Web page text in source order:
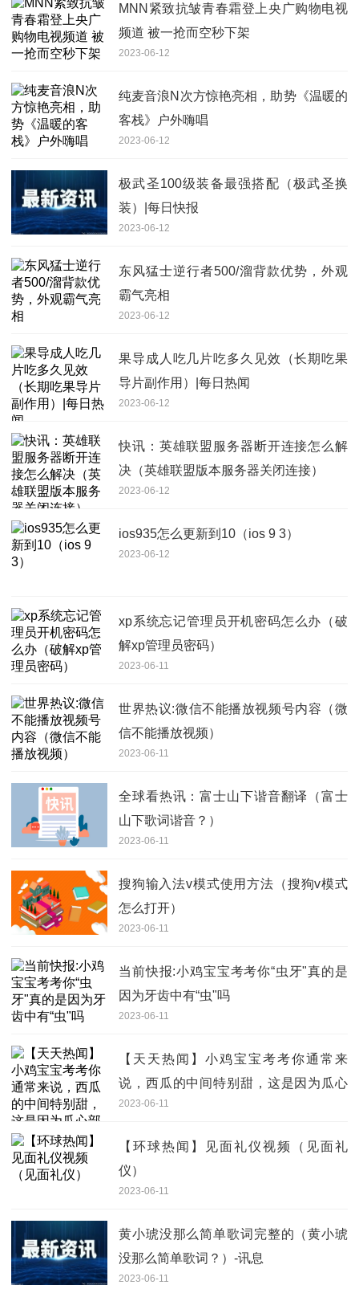
MNN紧致抗皱青春霜登上央广购物电视
频道 被一抢而空秒下架
2023-06-12
纯麦音浪N次方惊艳亮相，助势《温暖的
客栈》户外嗨唱
2023-06-12
极武圣100级装备最强搭配（极武圣换
装）|每日快报
2023-06-12
东风猛士逆行者500/溜背款优势，外观
霸气亮相
2023-06-12
果导成人吃几片吃多久见效（长期吃果
导片副作用）|每日热闻
2023-06-12
快讯：英雄联盟服务器断开连接怎么解
决（英雄联盟版本服务器关闭连接）
2023-06-12
ios935怎么更新到10（ios 9 3）
2023-06-12
xp系统忘记管理员开机密码怎么办（破
解xp管理员密码）
2023-06-11
世界热议:微信不能播放视频号内容（微
信不能播放视频）
2023-06-11
全球看热讯：富士山下谐音翻译（富士
山下歌词谐音？）
2023-06-11
搜狗输入法v模式使用方法（搜狗v模式
怎么打开）
2023-06-11
当前快报:小鸡宝宝考考你“虫牙"真的是
因为牙齿中有“虫"吗
2023-06-11
【天天热闻】小鸡宝宝考考你通常来
说，西瓜的中间特别甜，这是因为瓜心
部分
2023-06-11
【环球热闻】见面礼仪视频（见面礼
仪）
2023-06-11
黄小琥没那么简单歌词完整的（黄小琥
没那么简单歌词？）-讯息
2023-06-11